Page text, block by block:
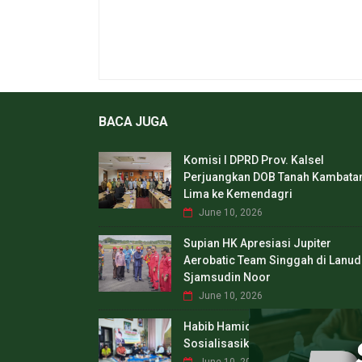
BACA JUGA
Komisi I DPRD Prov. Kalsel
Perjuangkan DOB Tanah
Lima ke Kemendagri
June 10, 2026
Supian HK Apresiasi Jupiter
Aerobatic Team Singgah di Lanud
Sjamsudin Noor
June 10, 2026
Habib Hamid Bahasyim
Sosialisasikan Perda RTRW